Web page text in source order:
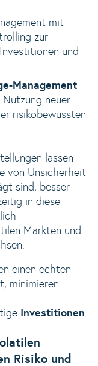
mit
zur
und
Management
neuer
risikobewussten
lassen
von Unsicherheit
sind, besser
in diese
Märkten und
einen echten
minimieren
Investitionen.
Risiko und